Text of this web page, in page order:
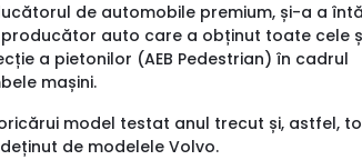
de automobile premium, și-a a
auto care a obținut toate cele
a pietonilor (AEB Pedestrian) în cadrul
mașini.
model testat anul trecut și, astfel,
de modelele Volvo.